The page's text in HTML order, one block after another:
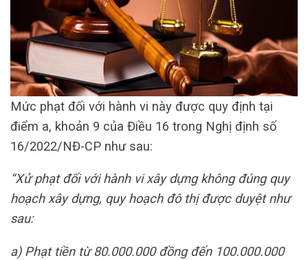
Mức phạt đối với hành vi này được quy định tại
điểm a, khoản 9 của Điều 16 trong Nghị định số
16/2022/NĐ-CP như sau:
“Xử phạt đối với hành vi xây dựng không đúng quy
hoạch xây dựng, quy hoạch đô thị được duyệt như
sau:
a) Phạt tiền từ 80.000.000 đồng đến 100.000.000